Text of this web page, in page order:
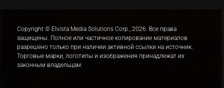
Copyright © Elvista Media Solutions Corp., 2026. Все права
защищены. Полное или частичное копирование материалов
разрешено только при наличии активной ссылки на источник.
Торговые марки, логотипы и изображения принадлежат их
законным владельцам.